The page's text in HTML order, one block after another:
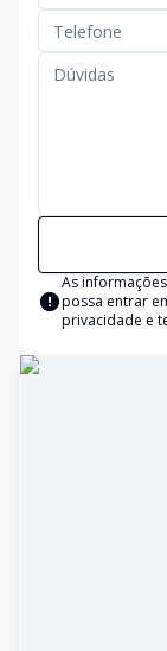
As
possa entrar
privacidade e